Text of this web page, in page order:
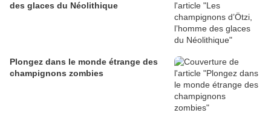
des glaces du Néolithique
Plongez dans le monde étrange des
champignons zombies